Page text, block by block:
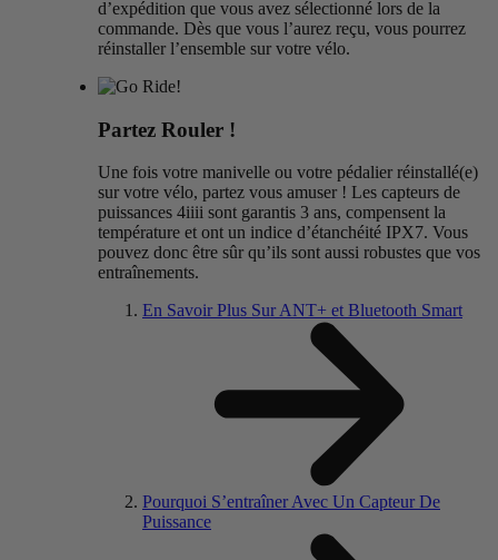
d’expédition que vous avez sélectionné lors de la
commande. Dès que vous l’aurez reçu, vous pourrez
réinstaller l’ensemble sur votre vélo.
Partez Rouler !
Une fois votre manivelle ou votre pédalier réinstallé(e)
sur votre vélo, partez vous amuser ! Les capteurs de
puissances 4iiii sont garantis 3 ans, compensent la
température et ont un indice d’étanchéité IPX7. Vous
pouvez donc être sûr qu’ils sont aussi robustes que vos
entraînements.
En Savoir Plus Sur ANT+ et Bluetooth Smart
Pourquoi S’entraîner Avec Un Capteur De
Puissance